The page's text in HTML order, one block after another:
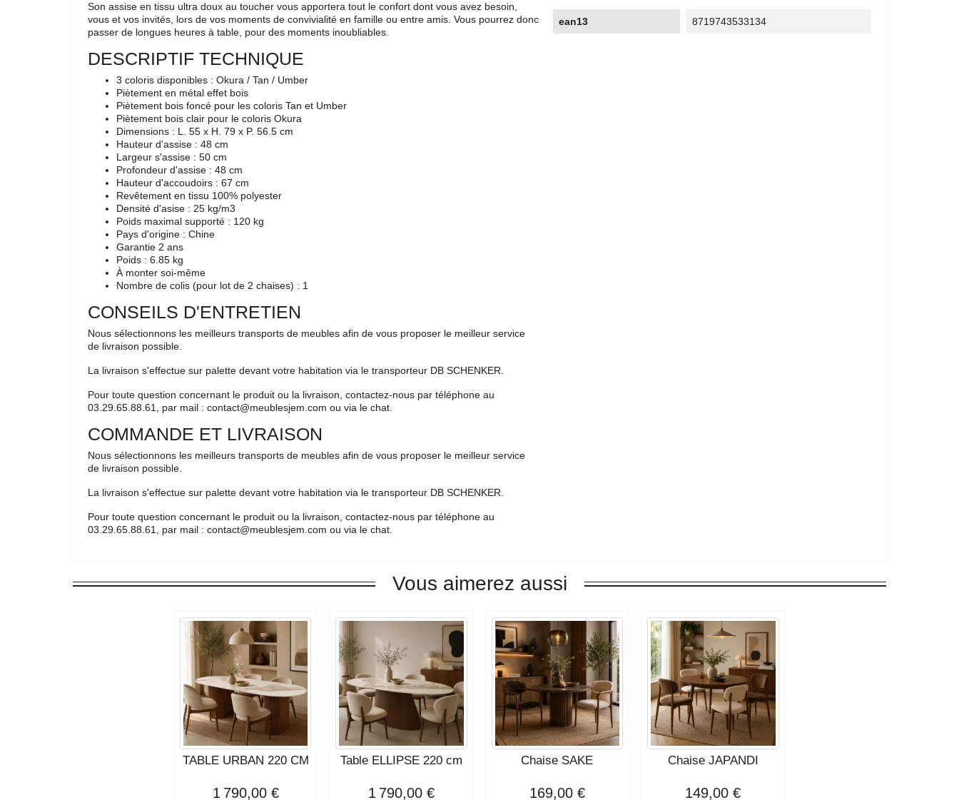
Son assise en tissu ultra doux au toucher vous apportera tout le confort dont vous avez besoin,
vous et vos invités, lors de vos moments de convivialité en famille ou entre amis. Vous pourrez donc
passer de longues heures à table, pour des moments inoubliables.
DESCRIPTIF TECHNIQUE
3 coloris disponibles : Okura / Tan / Umber
Piètement en métal effet bois
Piètement bois foncé pour les coloris Tan et Umber
Piètement bois clair pour le coloris Okura
Dimensions : L. 55 x H. 79 x P. 56.5 cm
Hauteur d'assise : 48 cm
Largeur s'assise : 50 cm
Profondeur d'assise : 48 cm
Hauteur d'accoudoirs : 67 cm
Revêtement en tissu 100% polyester
Densité d'asise : 25 kg/m3
Poids maximal supporté : 120 kg
Pays d'origine : Chine
Garantie 2 ans
Poids : 6.85 kg
À monter soi-même
Nombre de colis (pour lot de 2 chaises) : 1
CONSEILS D'ENTRETIEN
Nous sélectionnons les meilleurs transports de meubles afin de vous proposer le meilleur service
de livraison possible.
La livraison s'effectue sur palette devant votre habitation via le transporteur DB SCHENKER.
Pour toute question concernant le produit ou la livraison, contactez-nous par téléphone au
03.29.65.88.61, par mail : contact@meublesjem.com ou via le chat.
COMMANDE ET LIVRAISON
Nous sélectionnons les meilleurs transports de meubles afin de vous proposer le meilleur service
de livraison possible.
La livraison s'effectue sur palette devant votre habitation via le transporteur DB SCHENKER.
Pour toute question concernant le produit ou la livraison, contactez-nous par téléphone au
03.29.65.88.61, par mail : contact@meublesjem.com ou via le chat.
ean13 8719743533134
Vous aimerez aussi
TABLE URBAN 220 CM
1 790,00 €
Table ELLIPSE 220 cm
1 790,00 €
Chaise SAKE
169,00 €
Chaise JAPANDI
149,00 €